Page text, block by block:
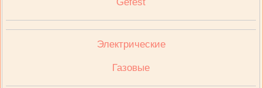
Электрические
Газовые